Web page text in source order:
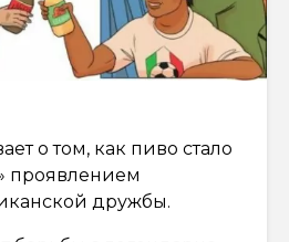
о том, как пиво стало
проявлением
дружбы.